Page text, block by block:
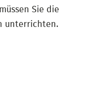
Sie die
unterrichten.